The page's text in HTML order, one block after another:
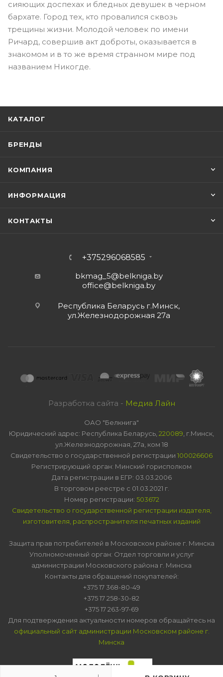
сияющих доспехах и бледных девушек в черном
бархате. Город тех, кто провалился сквозь
трещины жизни. Молодой человек по имени
Ричард, совершив акт доброты, оказывается в
знакомом и в то же время странном мире под
названием Никогде.
КАТАЛОГ
БРЕНДЫ
КОМПАНИЯ
ИНФОРМАЦИЯ
КОНТАКТЫ
+375296068585
bkmag_5@belkniga.by
office@belkniga.by
Республика Беларусь г.Минск,
ул.Железнодорожная 27а
Разработка сайта - Медиа Лайн
ОАО "Белкнига"
Юридический адрес: Республика Беларусь, 220089 , г.Минск,
ул.Железнодорожная, 27а, ком 18
Свидетельство о государственной регистрации 100026606
Регистрирующий орган: Минский горисполком
Дата регистрации в ЕГР: 03.03.2006
В торговом реестре с 01.03.2021 г.
Номер регистрации: 503672
Свидетельство о государственной регистрации издателя,
изготовителя, распространителя печатных изданий
Защита прав потребителей в Московском районе г. Минска
Уполномоченный орган: Отдел торговли и услуг
администрации Московского района г. Минска
Контакты для обращений покупателей:
+375 17 368-80-49
+375 17 258-30-82
+375 17 263-97-69
Для подтверждения актуальности номеров обращайтесь на
официальный сайт администрации Московском районе г.
Минска